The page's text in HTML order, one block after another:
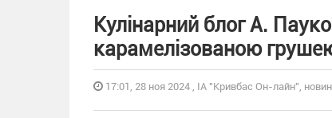
Кулінарний блог А.
карамелізованою
17:01, 28 ноя 2024 , ІА "Кривбас Он-лайн",